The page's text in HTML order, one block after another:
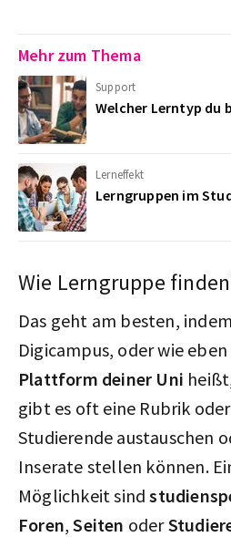
Mehr zum Thema
Support
Welcher Lerntyp du
Lerneffekt
Lerngruppen im
Wie Lerngruppe
Das geht am besten,
Digicampus, oder wie
Plattform deiner Uni
gibt es oft eine Rubrik
Studierende austauschen
Inserate stellen können.
Möglichkeit sind
Foren,Seiten oder